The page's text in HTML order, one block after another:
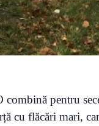
pentru
cu flăcări mari,